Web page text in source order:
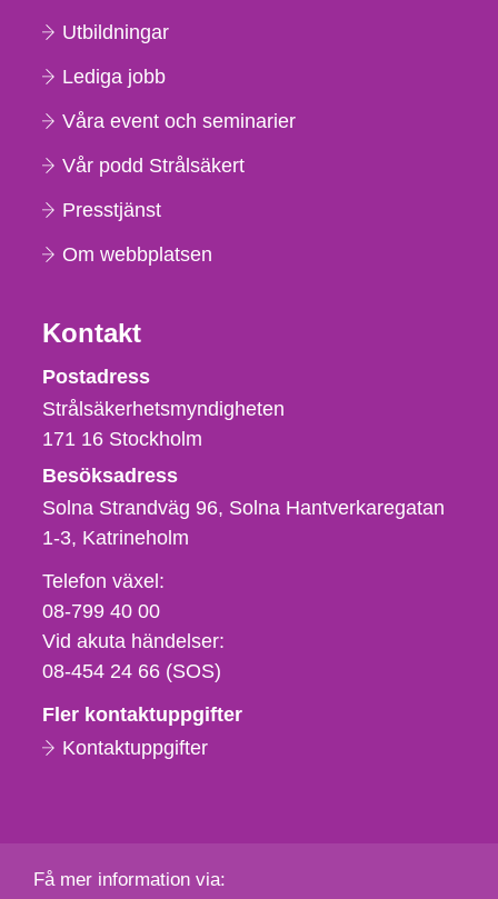
Utbildningar
Lediga jobb
Våra event och seminarier
Vår podd Strålsäkert
Presstjänst
Om webbplatsen
Kontakt
Strålsäkerhetsmyndigheten
Postadress
Strålsäkerhetsmyndigheten
171 16 Stockholm
Besöksadress
Solna Strandväg 96, Solna Hantverkaregatan
1-3 Katrineholm
Telefon,
fax
och
e-
Telefon växel:
08-799 40 00
Vid akuta händelser:
08-454 24 66 (SOS)
Fler kontaktuppgifter
Kontaktuppgifter
Få mer information via: